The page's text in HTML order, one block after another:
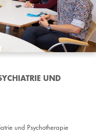
UND
und Psychotherapie